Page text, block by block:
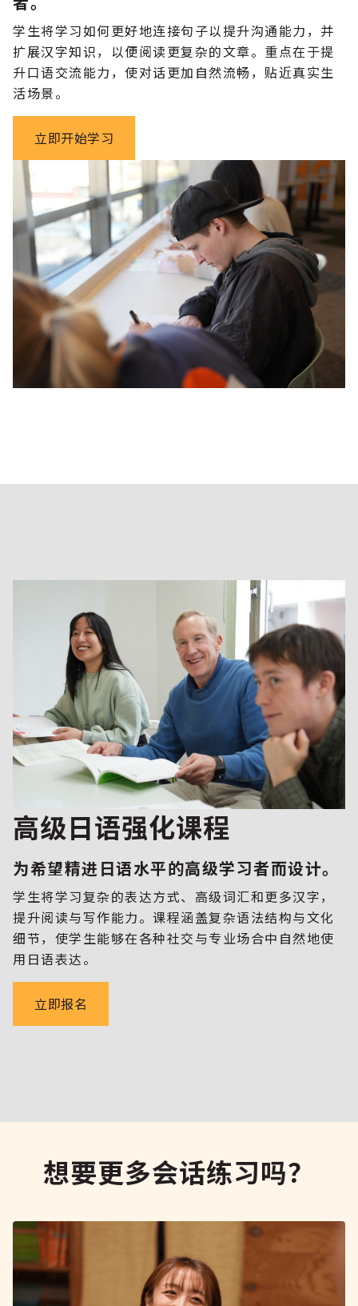
学生将学习如何更好地连接句子以提升沟通能力，并
扩展汉字知识，以便阅读更复杂的文章。重点在于提
升口语交流能力，使对话更加自然流畅，贴近真实生
活场景。
立即开始学习
高级日语强化课程
为希望精进日语水平的高级学习者而设计。
学生将学习复杂的表达方式、高级词汇和更多汉字，
提升阅读与写作能力。课程涵盖复杂语法结构与文化
细节，使学生能够在各种社交与专业场合中自然地使
用日语表达。
立即报名
想要更多会话练习吗？